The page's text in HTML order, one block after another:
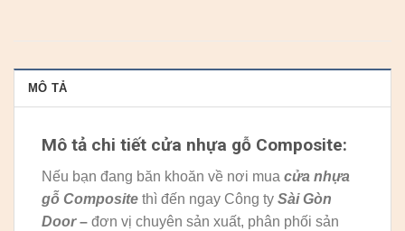
MÔ TẢ
Mô tả chi tiết cửa nhựa gỗ Composite:
Nếu bạn đang băn khoăn về nơi mua cửa nhựa
gỗ Composite thì đến ngay Công ty Sài Gòn
Door– đơn vị chuyên sản xuất, phân phối sản